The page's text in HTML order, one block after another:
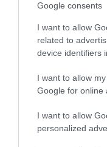
Google consents
I want to allow
related to
device identifiers
I want to allow
Google for online
I want to allow
personalized